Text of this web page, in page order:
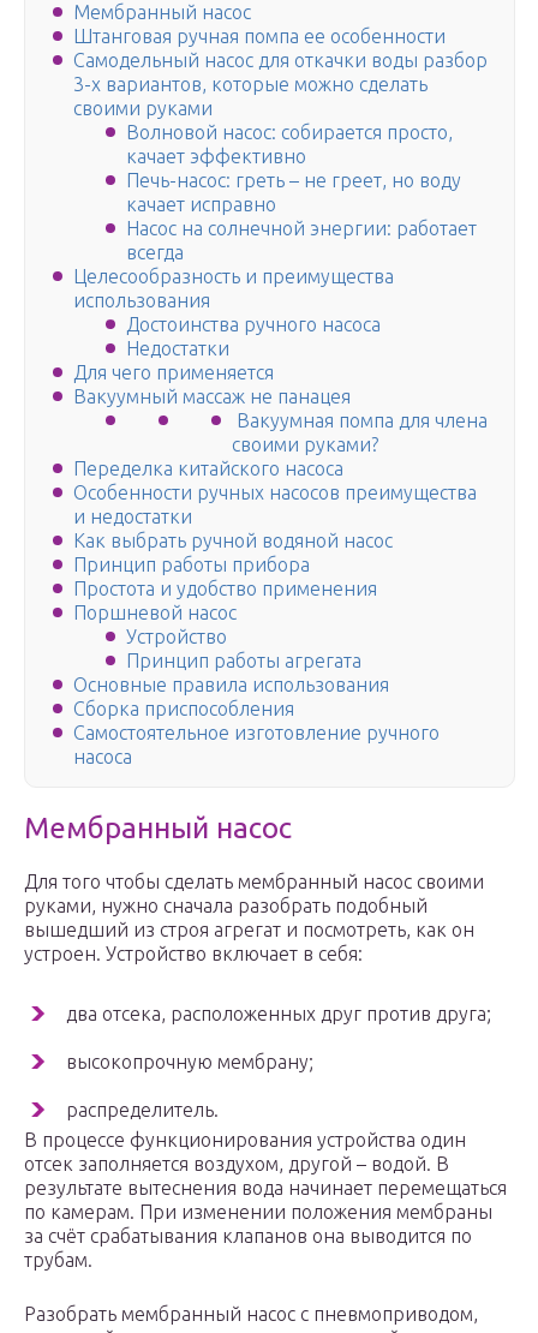
Мембранный насос
Штанговая ручная помпа ее особенности
Самодельный насос для откачки воды разбор
3-х вариантов, которые можно сделать
своими руками
Волновой насос: собирается просто,
качает эффективно
Печь-насос: греть – не греет, но воду
качает исправно
Насос на солнечной энергии: работает
всегда
Целесообразность и преимущества
использования
Достоинства ручного насоса
Недостатки
Для чего применяется
Вакуумный массаж не панацея
Вакуумная помпа для члена
своими руками?
Переделка китайского насоса
Особенности ручных насосов преимущества
и недостатки
Как выбрать ручной водяной насос
Принцип работы прибора
Простота и удобство применения
Поршневой насос
Устройство
Принцип работы агрегата
Основные правила использования
Сборка приспособления
Самостоятельное изготовление ручного
насоса
Мембранный насос
Для того чтобы сделать мембранный насос своими
руками, нужно сначала разобрать подобный
вышедший из строя агрегат и посмотреть, как он
устроен. Устройство включает в себя:
два отсека, расположенных друг против друга;
высокопрочную мембрану;
распределитель.
В процессе функционирования устройства один
отсек заполняется воздухом, другой – водой. В
результате вытеснения вода начинает перемещаться
по камерам. При изменении положения мембраны
за счёт срабатывания клапанов она выводится по
трубам.
Разобрать мембранный насос с пневмоприводом,